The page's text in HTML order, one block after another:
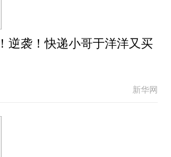
逆袭！快递小哥于洋洋又买
新华网